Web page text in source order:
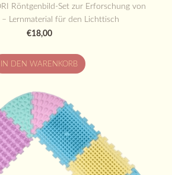
Röntgenbild-Set zur Erforschung von
Lernmaterial für den Lichttisch
€18,00
IN DEN WARENKORB